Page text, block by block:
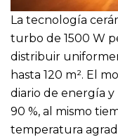
La tecnología
turbo de 1500 W
distribuir
hasta 120 m². El
diario de energía
90 %, al mismo
temperatura